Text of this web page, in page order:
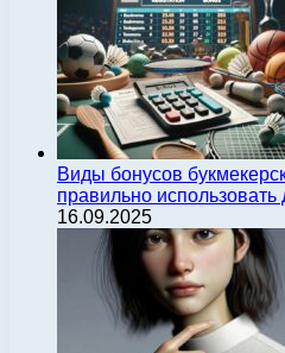
Виды бонусов
правильно
16.09.2025